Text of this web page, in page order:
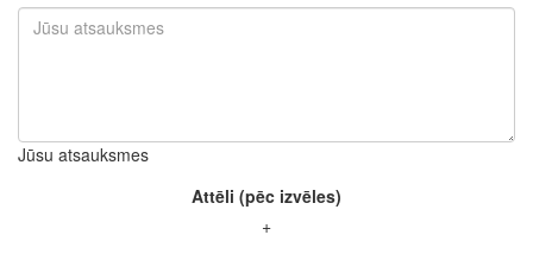
Jūsu atsauksmes
Attēli (pēc izvēles)
+